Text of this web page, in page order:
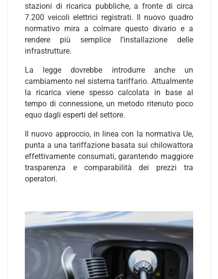
stazioni di ricarica pubbliche, a fronte di circa
7.200 veicoli elettrici registrati. Il nuovo quadro
normativo mira a colmare questo divario e a
rendere più semplice l’installazione delle
infrastrutture.
La legge dovrebbe introdurre anche un
cambiamento nel sistema tariffario. Attualmente
la ricarica viene spesso calcolata in base al
tempo di connessione, un metodo ritenuto poco
equo dagli esperti del settore.
Il nuovo approccio, in linea con la normativa Ue,
punta a una tariffazione basata sui chilowattora
effettivamente consumati, garantendo maggiore
trasparenza e comparabilità dei prezzi tra
operatori.